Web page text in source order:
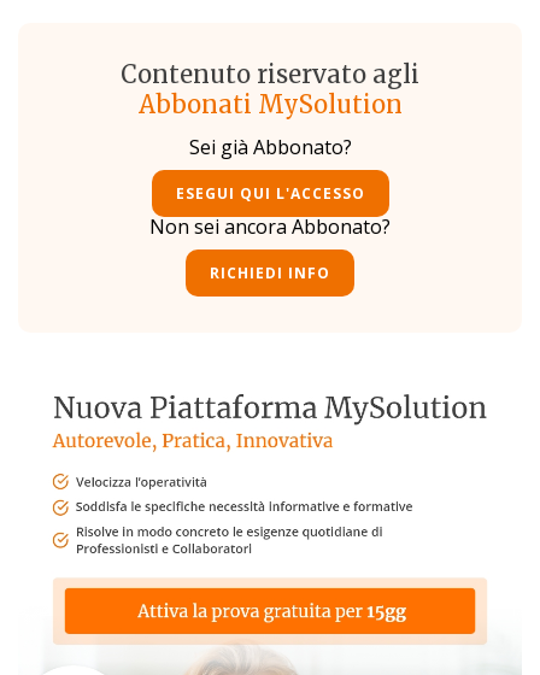
Contenuto riservato agli
Abbonati MySolution
Sei già Abbonato?
ESEGUI QUI L'ACCESSO
Non sei ancora Abbonato?
RICHIEDI INFO